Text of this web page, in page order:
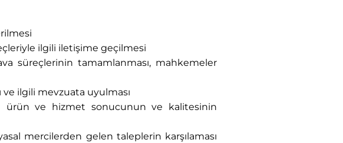
ilgili iletişime geçilmesi
süreçlerinin tamamlanması, mahkemeler
ilgili mevzuata uyulması
ürün ve hizmet sonucunun ve kalitesinin
mercilerden gelen taleplerin karşılaması